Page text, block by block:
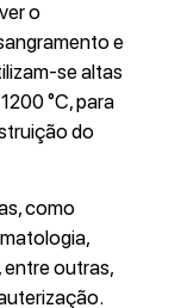
o
e
se altas
°C, para
do
como
entre outras,